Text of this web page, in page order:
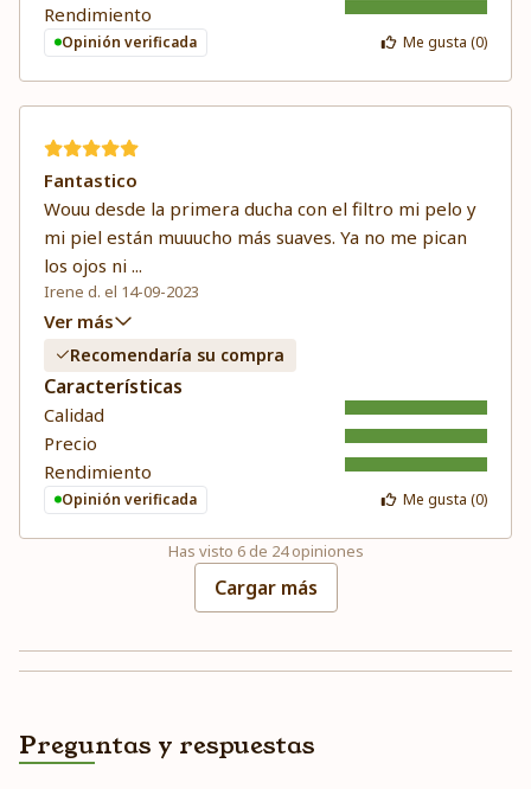
Rendimiento
Opinión verificada Me gusta (0)
Fantastico
Wouu desde la primera ducha con el filtro mi pelo y
mi piel están muuucho más suaves. Ya no me pican
los ojos ni ...
Irene d. el 14-09-2023
Ver más
Recomendaría su compra
Características
Calidad
Precio
Rendimiento
Opinión verificada Me gusta (0)
Has visto 6de 24opiniones
Cargar más
Preguntas y respuestas